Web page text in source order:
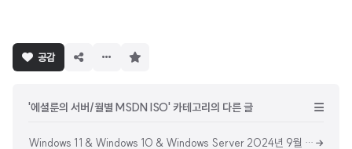
공감
'에셜룬의 서버/월별 MSDN ISO' 카테고리의 다른 글
Windows 11 & Windows 10 & Windows Server 2024년 9월 MSDN 업데이트 통합 ISO (Updated Sep 2024) [한글판]